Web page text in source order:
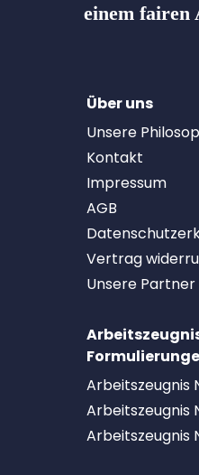
einem fairen
Über uns
Unsere
Kontakt
Impressum
AGB
Vertrag
Unsere Partner
Arbeitszeugnis
Arbeitszeugnis
Arbeitszeugnis